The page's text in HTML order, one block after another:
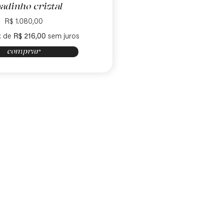
cristal
R$ 1.080,00
de R$ 216,00 sem juros
comprar